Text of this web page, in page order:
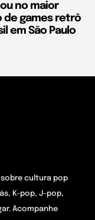
no maior
de games retrô
em São Paulo
cultura pop
K-pop, J-pop,
Acompanhe